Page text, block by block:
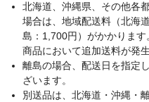
北海道、沖縄県、その他各
場合は、地域配送料（北海
島：1,700円）がかかりま
商品において追加送料が発
離島の場合、配送日を指定
ざいます。
別送品は、北海道・沖縄・